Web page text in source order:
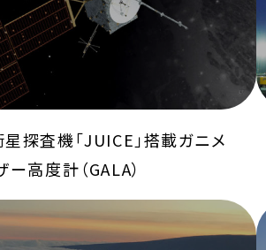
探査機「JUICE」搭載ガニメ
ー高度計（GALA）